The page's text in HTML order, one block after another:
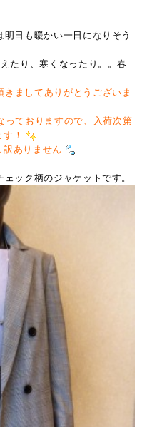
日も暖かい一日になりそう
たり、寒くなったり。。春
ましてありがとうございま
っておりますので、入荷次第
！
ありません
ック柄のジャケットです。